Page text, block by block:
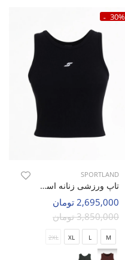
30%
SPORTLAND
تاپ ورزشی زنانه اسپورتلند SHIFT Active W
2,695,000 تومان
3,850,000 تومان
M
L
XL
2XL